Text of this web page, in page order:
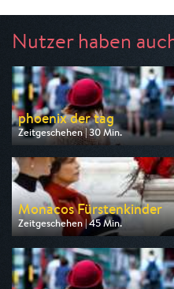
Nutzer haben
phoenix der tag
Zeitgeschehen | 30 Min.
Ausgestrahlt von Phoenix
am 10.08.2026, 17:30
Monacos Fürstenkinder
Zeitgeschehen | 45 Min.
Ausgestrahlt von Phoenix
am 12.08.2026, 23:00